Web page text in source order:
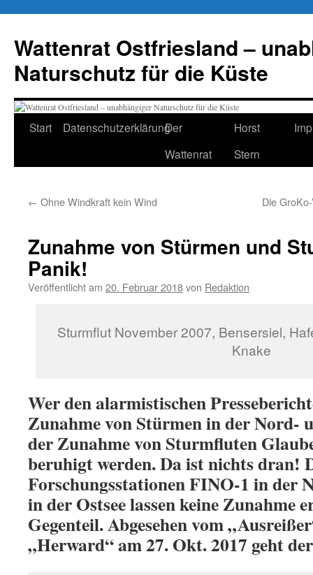
springen
Wattenrat Ostfriesland –
Naturschutz für die Küste
Start DatenschutzerklärungDer
Wattenrat
Horst
Stern
← Ohne Windkraft kein Wind Die
Zunahme von Stürmen und
Panik!
Veröffentlicht am 20. Februar 2018von Redaktion
Sturmflut November 2007, Bensersiel,
Knake
Wer den alarmistischen
Zunahme von Stürmen in der Nord-
der Zunahme von Sturmfluten
beruhigt werden. Da ist nichts dran!
Forschungsstationen FINO-1 in der
in der Ostsee lassen keine Zunahme
Gegenteil. Abgesehen vom
„Herward“ am 27. Okt. 2017 geht